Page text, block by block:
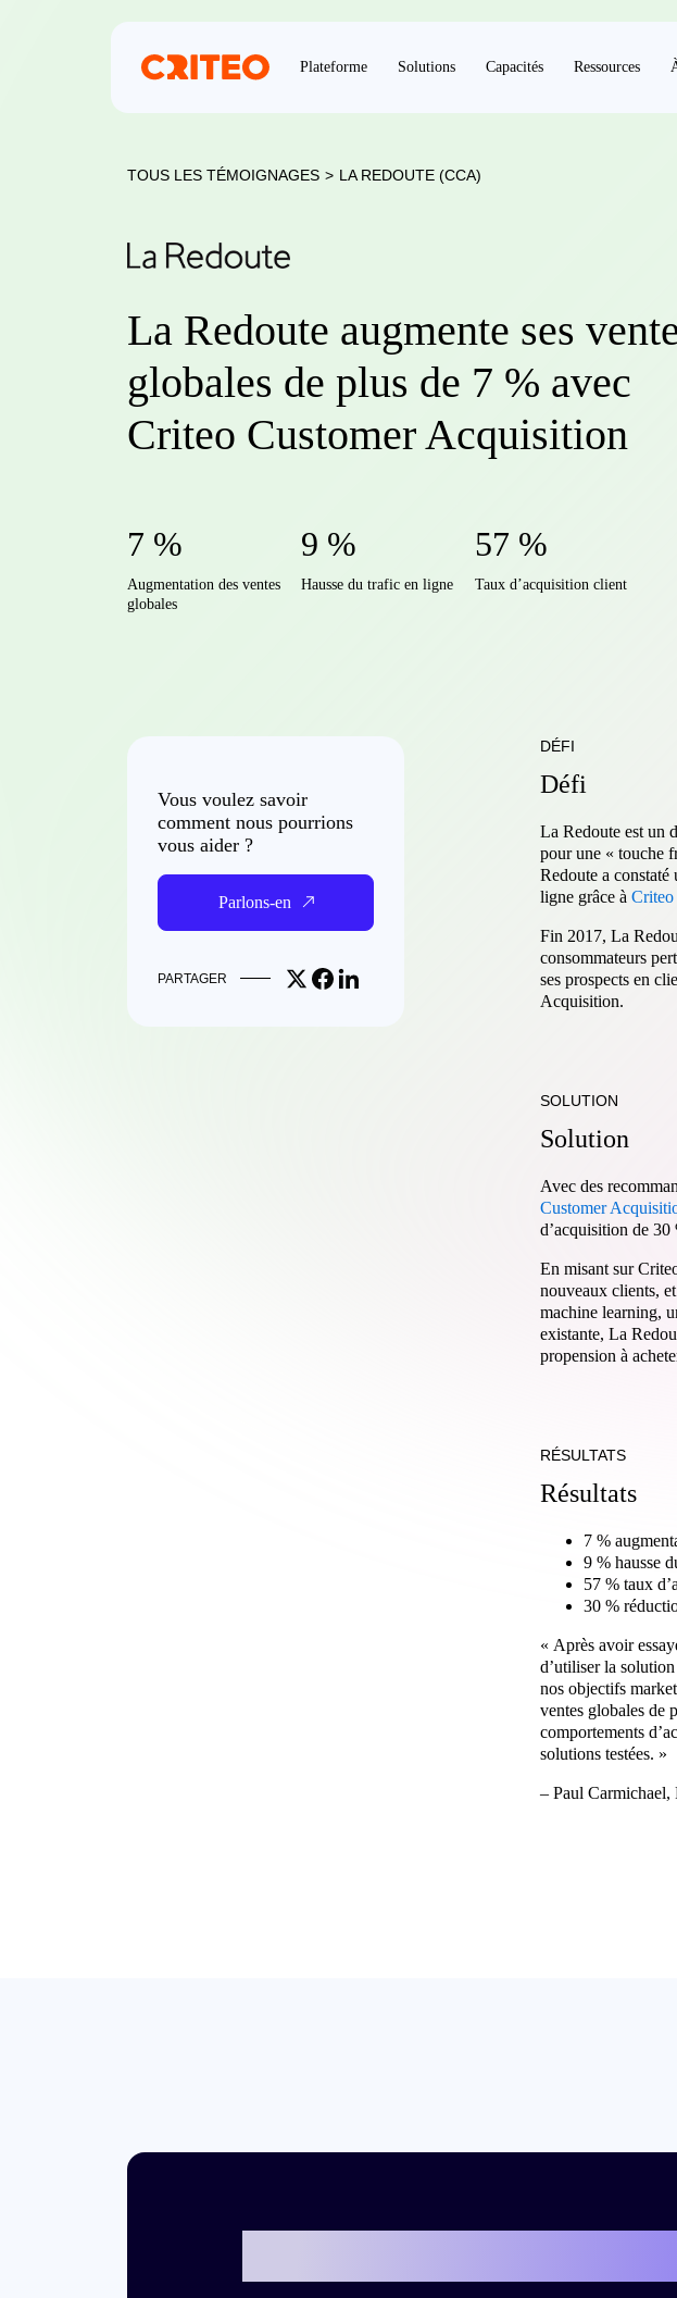
Plateforme Solutions Capacités Ressources
TOUS LES TÉMOIGNAGES > LA REDOUTE (CCA)
La Redoute augmente ses
globales de plus de 7 % avec
Criteo Customer Acquisition
7 %
Augmentation des ventes
globales
9 %
Hausse du trafic en ligne
57 %
Taux d’acquisition client
Vous voulez savoir
comment nous pourrions
vous aider ?
Parlons-en
PARTAGER Share on X
Share on Facebook
Share on LinkedIn
DÉFI
Défi
La Redoute est un
pour une « touche
Redoute a constaté
ligne grâce à
Fin 2017, La
consommateurs
ses prospects en
Acquisition.
SOLUTION
Solution
Avec des
Customer
d’acquisition de 30
En misant sur
nouveaux clients,
machine learning,
existante, La
propension à
RÉSULTATS
Résultats
7 %
9 % hausse
57 % taux
30 %
« Après avoir
d’utiliser la
nos objectifs
ventes globales de
comportements
solutions testées. »
– Paul Carmichael,